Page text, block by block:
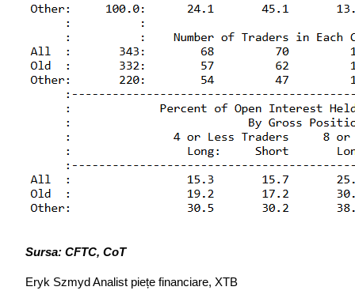
Sursa: CFTC, CoT
Eryk Szmyd Analist piețe financiare, XTB